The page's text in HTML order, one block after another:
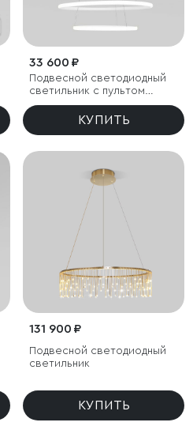
33 600 ₽
Подвесной светодиодный
светильник с пультом
управления
КУПИТЬ
131 900 ₽
Подвесной светодиодный
светильник
КУПИТЬ